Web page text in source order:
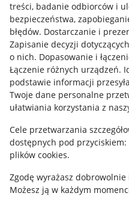
treści, badanie odbiorców i
bezpieczeństwa,
błędów. Dostarczanie i
Zapisanie decyzji
o nich. Dopasowanie i
Łączenie różnych urządzeń.
podstawie informacji
Twoje dane personalne
ułatwiania korzystania z
Cele przetwarzania
dostępnych pod przyciskiem:
plików cookies.
Zgodę wyrażasz
Możesz ją w każdym
Mapa miejscowości
Informacje prawne
Regulamin
Polityka plików "cookies"
Ustawienia plików "cookies"
Udostępnianie lokalizacji
Informacje dla Aktu o
Pobierz aplikację